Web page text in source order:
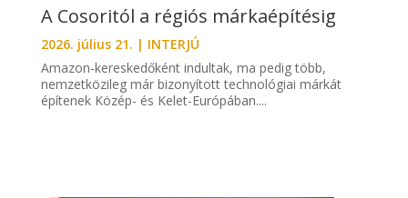
A Cosoritól a régiós márkaépítésig
2026. július 21. | INTERJÚ
Amazon-kereskedőként indultak, ma pedig több,
nemzetközileg már bizonyított technológiai márkát
építenek Közép- és Kelet-Európában....